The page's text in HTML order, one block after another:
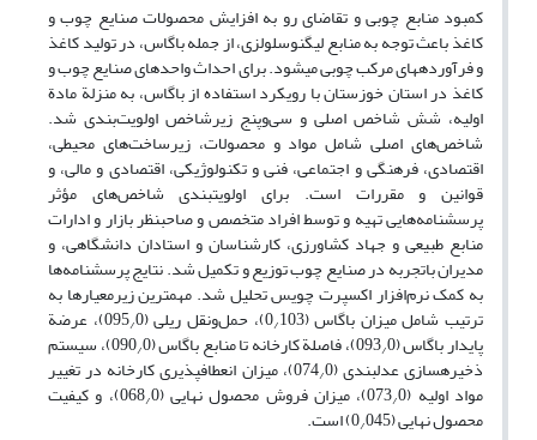
کمبود منابع چوبی و تقاضای رو‏ به افزایش محصولات صنایع چوب و
کاغذ باعث توجه به منابع لیگنوسلولزی، از جمله باگاس، در تولید کاغذ
و فرآورده‏های مرکب چوبی می‏شود. برای احداث واحدهای صنایع چوب و
کاغذ در استان خوزستان با رویکرد استفاده از باگاس، به منزلة مادة
اولیه، شش شاخص اصلی و سی‌و‌پنج زیرشاخص اولویت‌بندی شد.
شاخص‌های اصلی شامل مواد و محصولات، زیرساخت‌های محیطی،
اقتصادی، فرهنگی و اجتماعی، فنی و تکنولوژیکی، اقتصادی و مالی، و
قوانین و مقررات است. برای اولویت‏بندی شاخص‌های مؤثر
پرسش‏نامه‌هایی تهیه و توسط افراد متخصص و صاحب‏نظر بازار و ادارات
منابع طبیعی و جهاد کشاورزی، کارشناسان و استادان دانشگاهی، و
مدیران باتجربه در صنایع چوب توزیع و تکمیل شد. نتایج پرسش‏نامه‌ها
به کمک نرم‌افزار اکسپرت چویس تحلیل شد. مهم‏ترین زیرمعیارها به
ترتیب شامل میزان باگاس (0 /103)، حمل‌ونقل ریلی (095 / 0)، عرضة
پایدار باگاس (093 /0)، فاصلة کارخانه تا منابع باگاس (090 / 0)، سیستم
ذخیره‏سازی عدل‏بندی (074 / 0)، میزان انعطاف‏پذیری کارخانه در تغییر
مواد اولیه (073 /0)، میزان فروش محصول نهایی (068 / 0)، و کیفیت
محصول نهایی (0 /045) است.